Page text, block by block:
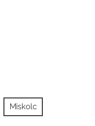
Miskolc